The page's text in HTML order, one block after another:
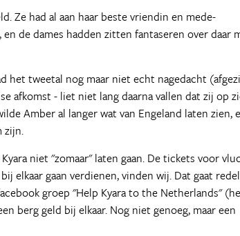
Ze had al aan haar beste vriendin en mede-
de dames hadden zitten fantaseren over daar
het tweetal nog maar niet echt nagedacht
afkomst - liet niet lang daarna vallen dat zij op
Amber al langer wat van Engeland laten zien,
zijn.
niet "zomaar" laten gaan. De tickets voor
elkaar gaan verdienen, vinden wij. Dat gaat
groep "Help Kyara to the Netherlands"
berg geld bij elkaar. Nog niet genoeg, maar een